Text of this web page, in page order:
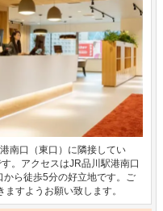
南口（東口）に隣接してい
。アクセスはJR品川駅港南口
ら徒歩5分の好立地です。ご
すようお願い致します。